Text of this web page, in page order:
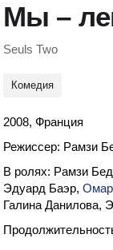
Мы –
Seuls Two
Комедия
2008, Франция
Режиссер: Рамзи
В ролях: Рамзи
Эдуард Баэр,
Галина Данилова,